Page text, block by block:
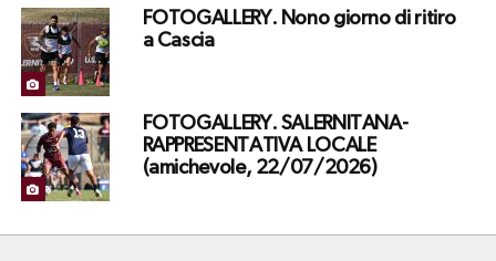
FOTOGALLERY. Nono giorno di ritiro
a Cascia
FOTOGALLERY. SALERNITANA-
RAPPRESENTATIVA LOCALE
(amichevole, 22/07/2026)